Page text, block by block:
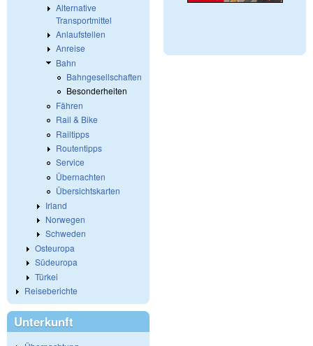
Alternative
Transportmittel
Anlaufstellen
Anreise
Bahn
Bahngesellschaften
Besonderheiten
Fähren
Rail & Bike
Railtipps
Routentipps
Service
Übernachten
Übersichtskarten
Irland
Norwegen
Schweden
Osteuropa
Südeuropa
Türkei
Reiseberichte
Unterkunft